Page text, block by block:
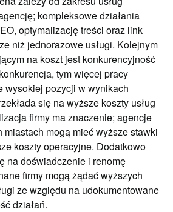
kompleksowe działania
optymalizację treści oraz link
niż jednorazowe usługi. Kolejnym
na koszt jest konkurencyjność
tym więcej pracy
wysokiej pozycji w wynikach
się na wyższe koszty usług
firmy ma znaczenie; agencje
miastach mogą mieć wyższe stawki
koszty operacyjne. Dodatkowo
na doświadczenie i renomę
firmy mogą żądać wyższych
ze względu na udokumentowane
działań.